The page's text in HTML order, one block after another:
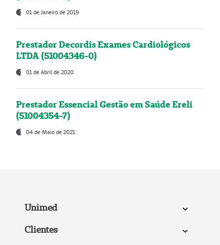
01 de Janeiro de 2019
Prestador Decordis Exames Cardiológicos
LTDA (51004346-0)
01 de Abril de 2020
Prestador Essencial Gestão em Saúde Ereli
(51004354-7)
04 de Maio de 2021
Unimed
Clientes